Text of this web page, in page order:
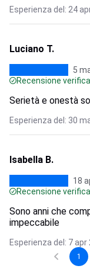
Esperienza del: 24
Luciano T.
5
Recensione
Serietà e onestà
Esperienza del: 30
Isabella B.
18
Recensione
Sono anni che
impeccabile
Esperienza del: 7 apr
1